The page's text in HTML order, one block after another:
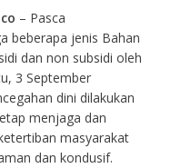
– Pasca
beberapa jenis Bahan
dan non subsidi oleh
3 September
dini dilakukan
menjaga dan
masyarakat
dan kondusif.